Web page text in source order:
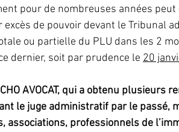
pour de nombreuses années
excès de pouvoir devant le Tribunal
ou partielle du PLU dans les 2
dernier, soit par prudence le 20
AVOCAT, qui a obtenu
le juge administratif par le passé,
associations, professionnels de